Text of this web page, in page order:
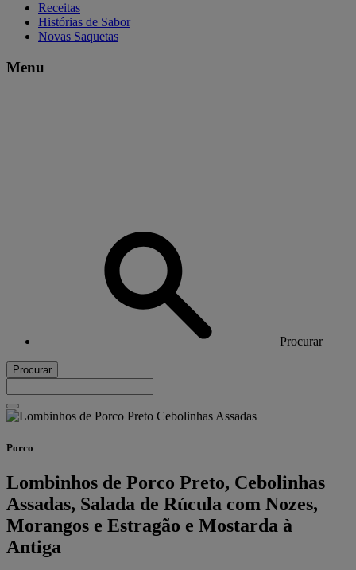
Receitas
Histórias de Sabor
Novas Saquetas
Menu
Procurar
Procurar
Porco
Lombinhos de Porco Preto, Cebolinhas
Assadas, Salada de Rúcula com Nozes,
Morangos e Estragão e Mostarda à
Antiga